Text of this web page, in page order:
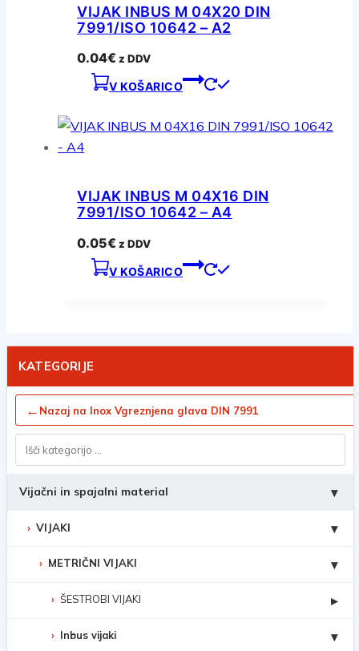
VIJAK INBUS M 04X20 DIN
7991/ISO 10642 – A2
0.04€ z DDV
V KOŠARICO
VIJAK INBUS M 04X16 DIN
7991/ISO 10642 – A4
0.05€ z DDV
V KOŠARICO
KATEGORIJE
← Nazaj na Inox Vgreznjena glava DIN 7991
Vijačni in spajalni material ▾
VIJAKI ▾
METRIČNI VIJAKI ▾
ŠESTROBI VIJAKI ▸
Inbus vijaki ▾